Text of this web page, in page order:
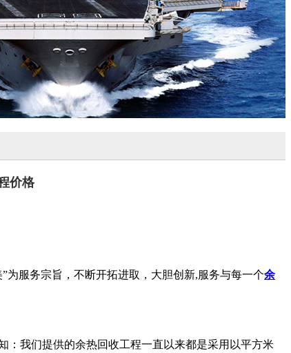
价格
为服务宗旨，不断开拓进取，大胆创新,服务与每一个余
：我们提供的余热回收工程一直以来都是采用以平方米